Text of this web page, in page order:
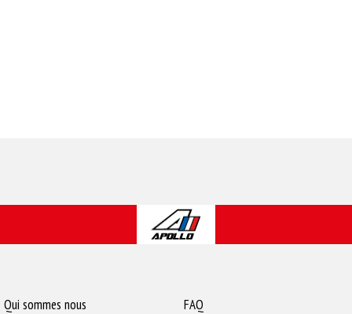
Qui sommes nous FAQ